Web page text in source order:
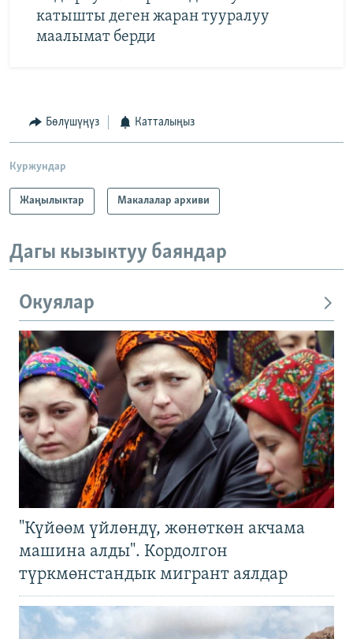
катышты деген жаран тууралуу
маалымат берди
Бөлүшүңүз Катталыңыз
Куржундар
Жаңылыктар Макалалар архиви
Дагы кызыктуу баяндар
Окуялар
"Күйөөм үйлөндү, жөнөткөн акчама
машина алды". Кордолгон
түркмөнстандык мигрант аялдар